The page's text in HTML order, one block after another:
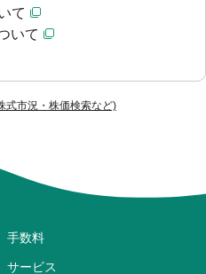
式市況・株価検索など)
て
いて
手数料
サービス